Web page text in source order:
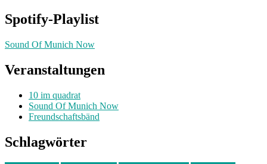
Spotify-Playlist
Sound Of Munich Now
Veranstaltungen
10 im quadrat
Sound Of Munich Now
Freundschaftsbänd
Schlagwörter